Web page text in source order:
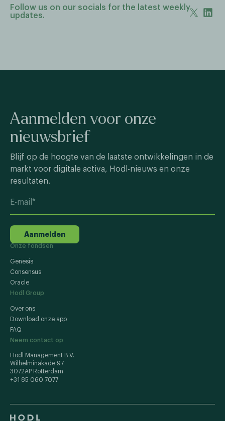
Follow us on our socials for the latest weekly
updates.
Aanmelden voor onze
nieuwsbrief
Blijf op de hoogte van de laatste ontwikkelingen in de
markt voor digitale activa, Hodl-nieuws en onze
resultaten.
Aanmelden
Onze fondsen
Genesis
Consensus
Oracle
Hodl Group
Over ons
Download onze app
FAQ
Neem contact op
Hodl Management B.V.
Wilhelminakade 97
3072AP Rotterdam
+31 85 060 7077